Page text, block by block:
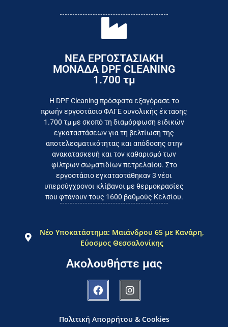
ΝΕΑ ΕΡΓΟΣΤΑΣΙΑΚΗ
ΜΟΝΑΔΑ DPF CLEANING
1.700 τμ
Η DPF Cleaning πρόσφατα εξαγόρασε το
πρωήν εργοστάσιο ΦΑΓΕ συνολικής έκτασης
1.700 τμ με σκοπό τη διαμόρφωση ειδικών
εγκαταστάσεων για τη βελτίωση της
αποτελεσματικότητας και απόδοσης στην
ανακατασκευή και τον καθαρισμό των
φίλτρων σωματιδίων πετρελαίου. Στο
εργοστάσιο εγκαταστάθηκαν 3 νέοι
υπερσύγχρονοι κλίβανοι με θερμοκρασίες
που φτάνουν τους 1600 βαθμούς Κελσίου.
Εργαζόμαστε καθημερινά για
το συμφέρον του τελικού
καταναλωτή
Νέο Υποκατάστημα: Μαιάνδρου 65 με Κανάρη,
Εύοσμος Θεσσαλονίκης
Ακολουθήστε μας
Πολιτική Απορρήτου & Cookies